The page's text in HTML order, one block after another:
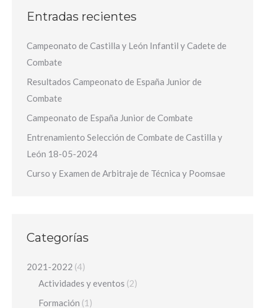
Entradas recientes
Campeonato de Castilla y León Infantil y Cadete de
Combate
Resultados Campeonato de España Junior de
Combate
Campeonato de España Junior de Combate
Entrenamiento Selección de Combate de Castilla y
León 18-05-2024
Curso y Examen de Arbitraje de Técnica y Poomsae
Categorías
2021-2022 (4)
Actividades y eventos (2)
Formación (1)